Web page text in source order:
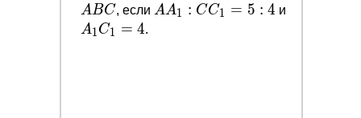
ABC, если A A_1:
AA1 : CC1 = 5 : 4 и
A1C1 = 4.